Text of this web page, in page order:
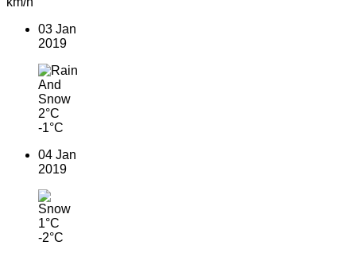
03 Jan
2019
2°C
-1°C
04 Jan
2019
1°C
-2°C